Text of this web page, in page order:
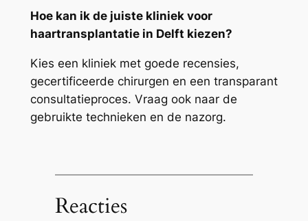
Hoe kan ik de juiste kliniek voor
haartransplantatie in Delft kiezen?
Kies een kliniek met goede recensies,
gecertificeerde chirurgen en een transparant
consultatieproces. Vraag ook naar de
gebruikte technieken en de nazorg.
Reacties